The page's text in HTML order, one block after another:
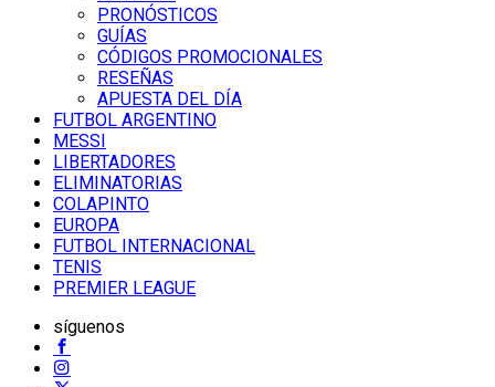
PRONÓSTICOS
GUÍAS
CÓDIGOS PROMOCIONALES
RESEÑAS
APUESTA DEL DÍA
FUTBOL ARGENTINO
MESSI
LIBERTADORES
ELIMINATORIAS
COLAPINTO
EUROPA
FUTBOL INTERNACIONAL
TENIS
PREMIER LEAGUE
síguenos